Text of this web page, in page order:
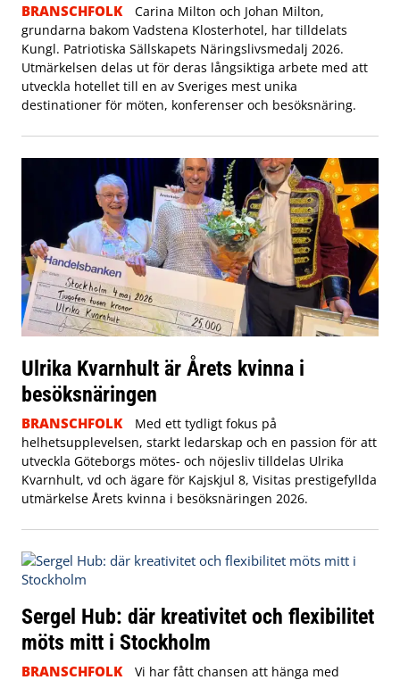
BRANSCHFOLK
Carina Milton och Johan Milton,
grundarna bakom Vadstena Klosterhotel, har tilldelats
Kungl. Patriotiska Sällskapets Näringslivsmedalj 2026.
Utmärkelsen delas ut för deras långsiktiga arbete med att
utveckla hotellet till en av Sveriges mest unika
destinationer för möten, konferenser och besöksnäring.
Ulrika Kvarnhult är Årets kvinna i
besöksnäringen
BRANSCHFOLK
Med ett tydligt fokus på
helhetsupplevelsen, starkt ledarskap och en passion för att
utveckla Göteborgs mötes- och nöjesliv tilldelas Ulrika
Kvarnhult, vd och ägare för Kajskjul 8, Visitas prestigefyllda
utmärkelse Årets kvinna i besöksnäringen 2026.
Sergel Hub: där kreativitet och flexibilitet
möts mitt i Stockholm
BRANSCHFOLK Vi har fått chansen att hänga med